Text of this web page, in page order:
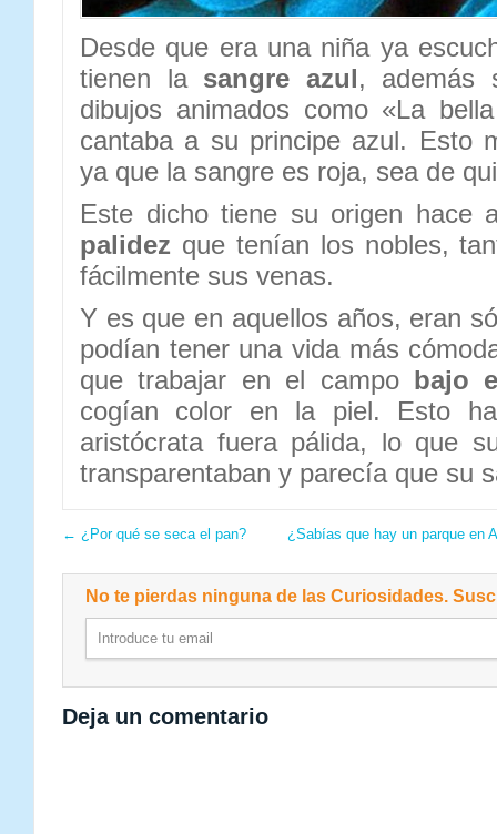
Desde que era una niña ya
tienen lasangre azul, además
dibujos animados como «La
cantaba a su principe azul. Esto
ya que la sangre es roja, sea de
Este dicho tiene su origen hace
palidez que tenían los nobles,
fácilmente sus venas.
Y es que en aquellos años, eran
podían tener una vida más
que trabajar en el campo bajo
cogían color en la piel. Esto
aristócrata fuera pálida, lo que
transparentaban y parecía que su
← ¿Por qué se seca el pan? ¿Sabías que hay un parque en
No te pierdas ninguna de las Curiosidades.
Deja un comentario